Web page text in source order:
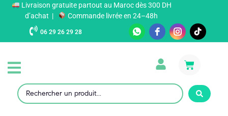
Livraison gratuite partout au Maroc dès 300 DH
d’achat |
Commande livrée en 24–48h
06 29 26 29 28